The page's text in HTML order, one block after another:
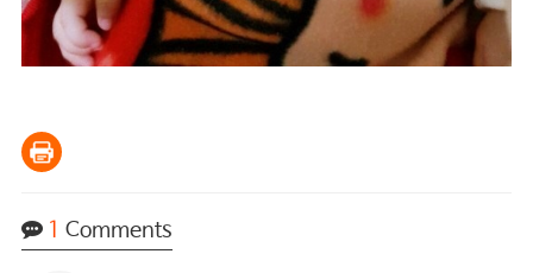
1 Comments